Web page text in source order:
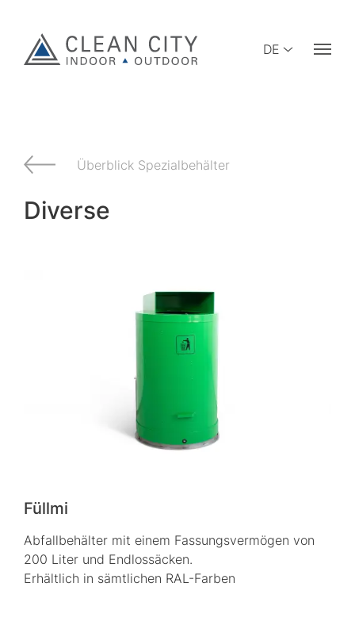
DE
Überblick Spezialbehälter
Diverse
Füllmi
Abfallbehälter mit einem Fassungsvermögen von
200 Liter und Endlossäcken.
Erhältlich in sämtlichen RAL-Farben